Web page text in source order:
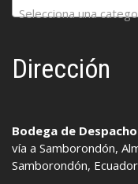
Selecciona una
Dirección
Bodega de
vía a Samborondón,
Samborondón, Ecuador